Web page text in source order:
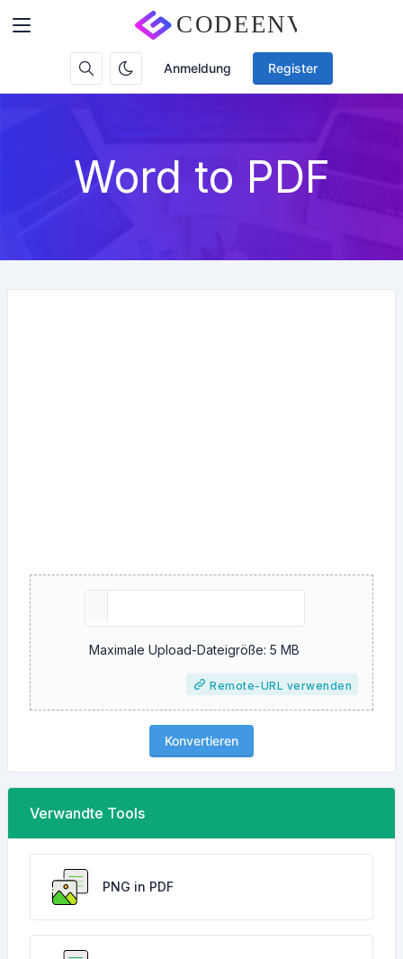
Anmeldung Register
Word to PDF
Maximale Upload-Dateigröße: 5 MB
Remote-URL verwenden
Konvertieren
Verwandte Tools
PNG in PDF